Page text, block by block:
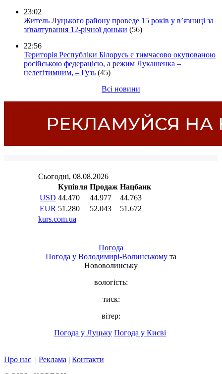
23:02
Житель Луцького району проведе 15 років у в’язниці за
зґвалтування 12-річної доньки (56)
22:56
Територія Республіки Білорусь є тимчасово окупованою
російською федерацією, а режим Лукашенка –
нелегітимним, – Гузь (45)
Всі новини
Погода
Погода у Володимирі-Волинському та
Нововолинську
вологість:
тиск:
вітер:
Погода у Луцьку Погода у Києві
Про нас | Реклама | Контакти